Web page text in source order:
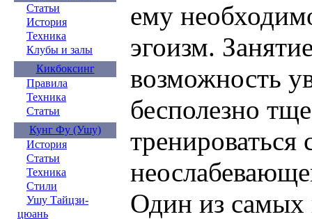
Статьи
История
Техника
Клубы и залы
Кикбоксинг
Правила
Техника
Статьи
Кунг Фу (Ушу)
История
Статьи
Техника
Стили
Ушу Тайцзи-
цюань
ему
эгоизм.
возможность
бесполезно
Один из